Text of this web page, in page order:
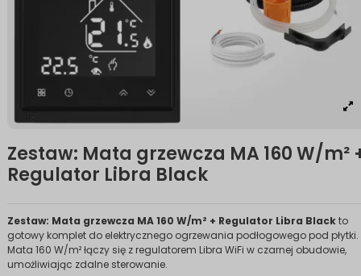
Zestaw: Mata grzewcza MA 160 W/m²
Regulator Libra Black
Zestaw: Mata grzewcza MA 160 W/m² + Regulator Libra Blackto
gotowy komplet do elektrycznego ogrzewania podłogowego pod płytki.
Mata 160 W/m² łączy się z regulatorem Libra WiFi w czarnej obudowie,
umożliwiając zdalne sterowanie.